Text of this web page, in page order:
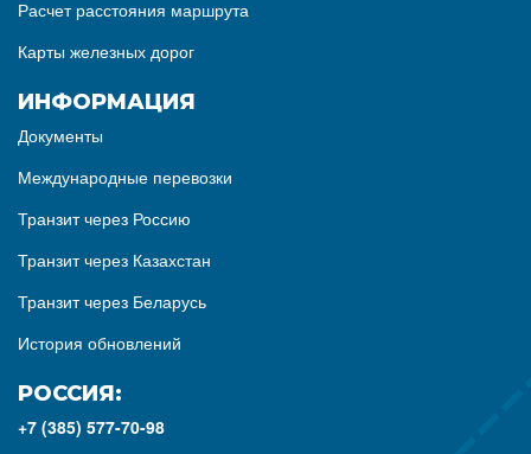
Расчет расстояния маршрута
Карты железных дорог
ИНФОРМАЦИЯ
Документы
Международные перевозки
Транзит через Россию
Транзит через Казахстан
Транзит через Беларусь
История обновлений
РОССИЯ:
+7 (385) 577-70-98